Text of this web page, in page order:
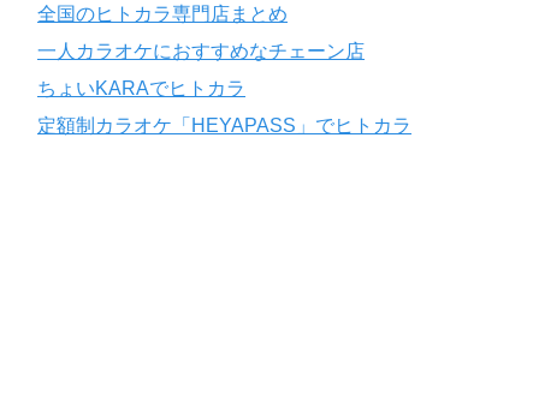
全国のヒトカラ専門店まとめ
一人カラオケにおすすめなチェーン店
ちょいKARAでヒトカラ
定額制カラオケ「HEYAPASS」でヒトカラ